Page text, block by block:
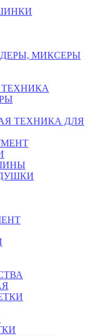
МИКСЕРЫ
ТЕХНИКА ДЛЯ